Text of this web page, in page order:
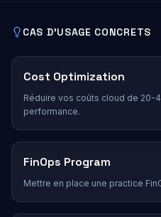
CAS D'USAGE CONCRETS
Cost Optimization
Réduire vos coûts cloud de 20-
performance.
FinOps Program
Mettre en place une practice